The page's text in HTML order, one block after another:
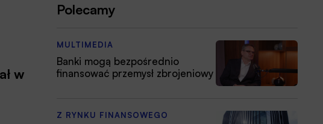
w
Polecamy
MULTIMEDIA
Banki mogą bezpośrednio
finansować przemysł zbrojeniowy
Z RYNKU FINANSOWEGO